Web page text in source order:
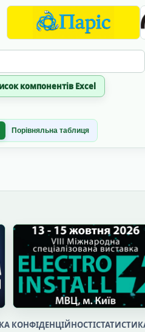
компонентів Excel
Порівняльна таблиця
КОНФІДЕНЦІЙНОСТІ